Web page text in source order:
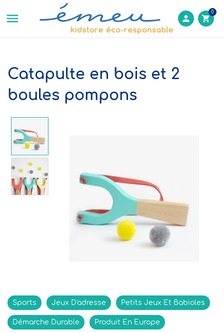
 person shopping_cart
0
Catapulte en bois et 2
boules pompons
Sports Jeux D'adresse Petits Jeux Et Babioles
Démarche Durable Produit En Europe